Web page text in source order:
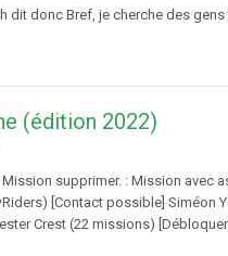
dit donc Bref, je cherche des
(édition 2022)
supprimer. : Mission avec
[Contact possible] Siméon
Crest (22 missions)